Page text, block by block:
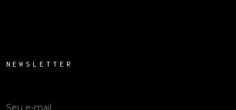
NEWSLETTER